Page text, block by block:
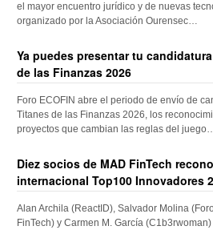
el mayor encuentro jurídico y de nuevas
organizado por la Asociación Ourensec…
Ya puedes presentar tu
de las Finanzas 2026
Foro ECOFIN abre el periodo de envío de
Titanes de las Finanzas 2026, los
proyectos que cambian las reglas del
Diez socios de MAD FinTech
internacional Top100 Innovadores
Alan Archila (ReactID), Salvador Molina
FinTech) y Carmen M. García